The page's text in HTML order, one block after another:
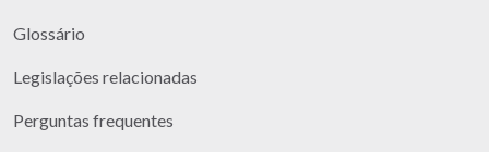
Glossário
Legislações relacionadas
Perguntas frequentes